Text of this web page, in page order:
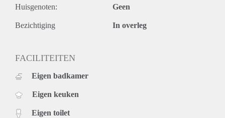
Prijs
€ 1.500,- per maand exclusief gebruikerslasten (nuts, kabel
tv, internet en gemeente belastingen). Inclusief stoffering
Huurprijs op basis van een minimale huurperiode van 12
verhoging.
Huisgenoten: Geen
Bezichtiging In overleg
FACILITEITEN
Eigen badkamer
Eigen keuken
Eigen toilet